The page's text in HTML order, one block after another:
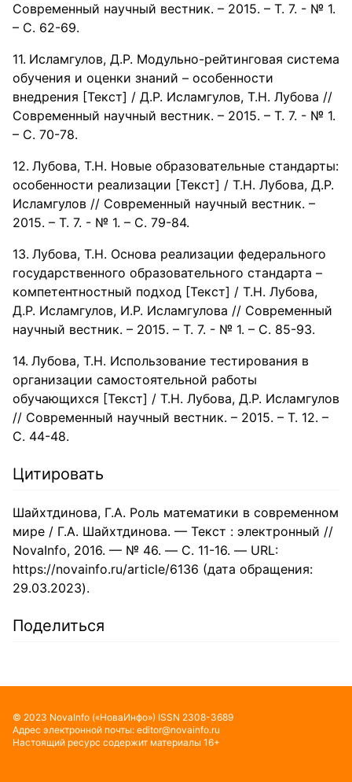
Современный научный вестник. – 2015. – Т. 7. - № 1.
– С. 62-69.
Исламгулов, Д.Р. Модульно-рейтинговая система
обучения и оценки знаний – особенности
внедрения [Текст] / Д.Р. Исламгулов, Т.Н. Лубова //
Современный научный вестник. – 2015. – Т. 7. - № 1.
– С. 70-78.
Лубова, Т.Н. Новые образовательные стандарты:
особенности реализации [Текст] / Т.Н. Лубова, Д.Р.
Исламгулов // Современный научный вестник. –
2015. – Т. 7. - № 1. – С. 79-84.
Лубова, Т.Н. Основа реализации федерального
государственного образовательного стандарта –
компетентностный подход [Текст] / Т.Н. Лубова,
Д.Р. Исламгулов, И.Р. Исламгулова // Современный
научный вестник. – 2015. – Т. 7. - № 1. – С. 85-93.
Лубова, Т.Н. Использование тестирования в
организации самостоятельной работы
обучающихся [Текст] / Т.Н. Лубова, Д.Р. Исламгулов
// Современный научный вестник. – 2015. – Т. 12. –
С. 44-48.
Цитировать
Шайхтдинова, Г.А. Роль математики в современном
мире / Г.А. Шайхтдинова. — Текст : электронный //
NovaInfo, 2016. — № 46. — С. 11-16. — URL:
https://novainfo.ru/article/6136 (дата обращения:
29.03.2023).
Поделиться
© 2023 NovaInfo («НоваИнфо») ISSN 2308-3689
Адрес электронной почты: editor@novainfo.ru
Настоящий ресурс содержит материалы 16+